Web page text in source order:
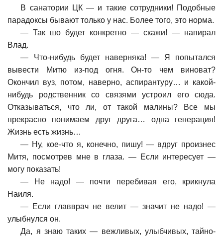
В санатории ЦК — и такие сотрудники! Подобные
парадоксы бывают только у нас. Более того, это норма.
—Так шо будет конкретно — скажи! — напирал
Влад.
— Что-нибудь будет наверняка! — Я попытался
вывести Митю из-под огня. Он-то чем виноват?
Окончил вуз, потом, наверно, аспирантуру… и какой-
нибудь родственник со связями устроил его сюда.
Отказываться, что ли, от такой малины? Все мы
прекрасно понимаем друг друга… одна генерация!
Жизнь есть жизнь…
— Ну, кое-что я, конечно, пишу! — вдруг произнес
Митя, посмотрев мне в глаза. — Если интересует —
могу показать!
—
Не надо! — почти перебивая его, крикнула
Наиля.
— Если главврач не велит — значит не надо! —
улыбнулся он.
Да, я знаю таких — вежливых, улыбчивых, тайно-